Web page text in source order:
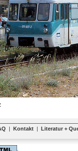
| Kontakt | Literatur +